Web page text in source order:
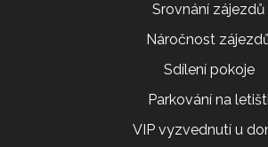
Srovnání zájezdů
Náročnost
Sdílení pokoje
Parkování na letišti
VIP vyzvednutí u